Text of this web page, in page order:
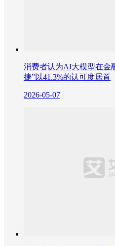
消费者认为AI大模型在金
捷”以41.3%的认可度居首
2026-05-07